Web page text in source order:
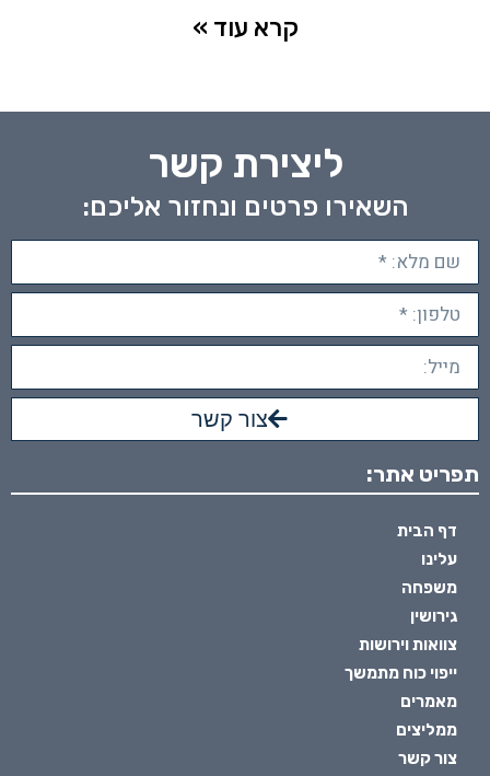
קרא עוד »
ליצירת קשר
השאירו פרטים ונחזור אליכם:
צור קשר
תפריט אתר:
דף הבית
עלינו
משפחה
גירושין
צוואות וירושות
ייפוי כוח מתמשך
מאמרים
ממליצים
צור קשר